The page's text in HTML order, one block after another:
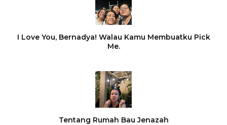
I Love You, Bernadya! Walau Kamu Membuatku Pick
Me.
Tentang Rumah Bau Jenazah